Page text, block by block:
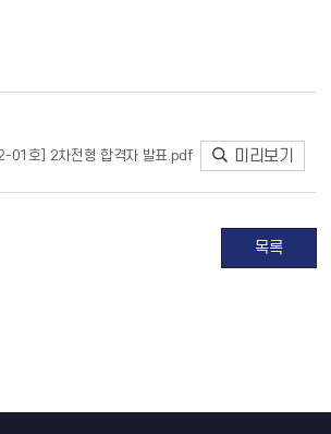
01호] 2차전형 합격자 발표.pdf 미리보기
목록